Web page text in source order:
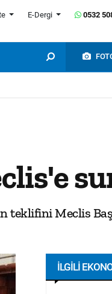
E-Dergi 0532
teklifini Meclis
İLGILI